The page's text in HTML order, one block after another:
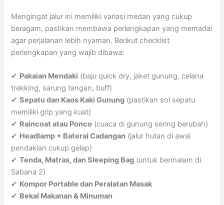
Mengingat jalur ini memiliki variasi medan yang cukup
beragam, pastikan membawa perlengkapan yang memadai
agar perjalanan lebih nyaman. Berikut checklist
perlengkapan yang wajib dibawa:
✔ Pakaian Mendaki (baju quick dry, jaket gunung, celana
trekking, sarung tangan, buff)
✔Sepatu dan Kaos Kaki Gunung (pastikan sol sepatu
memiliki grip yang kuat)
✔ Raincoat atau Ponco (cuaca di gunung sering berubah)
✔ Headlamp + Baterai Cadangan (jalur hutan di awal
pendakian cukup gelap)
✔Tenda, Matras, dan Sleeping Bag (untuk bermalam di
Sabana 2)
✔ Kompor Portable dan Peralatan Masak
✔ Bekal Makanan & Minuman